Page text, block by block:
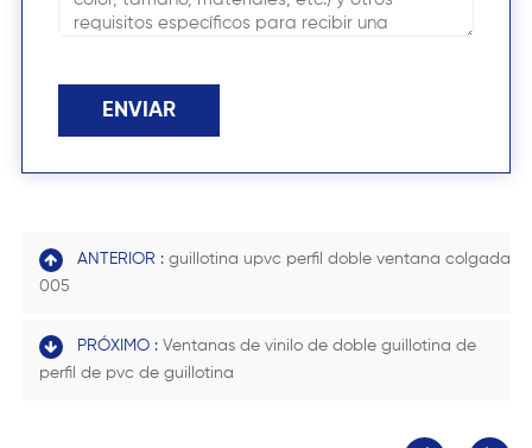
ENVIAR
ANTERIOR : guillotina upvc perfil doble ventana colgada
005
PRÓXIMO : Ventanas de vinilo de doble guillotina de
perfil de pvc de guillotina